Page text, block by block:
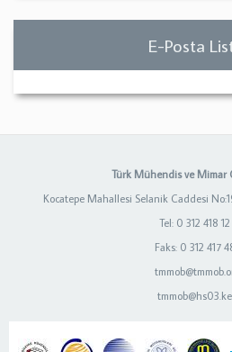
E-Posta
Türk Mühendis ve Mimar
Kocatepe Mahallesi Selanik Caddesi
Tel: 0 312 418
Faks: 0 312 417